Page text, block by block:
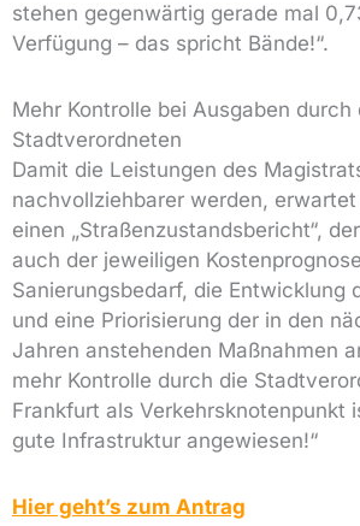
stehen gegenwärtig gerade mal
Verfügung – das spricht Bände!“.
Mehr Kontrolle bei Ausgaben durch
Stadtverordneten
Damit die Leistungen des
nachvollziehbarer werden,
einen „Straßenzustandsbericht“,
auch der jeweiligen
Sanierungsbedarf, die Entwicklung
und eine Priorisierung der in den
Jahren anstehenden Maßnahmen
mehr Kontrolle durch die
Frankfurt als Verkehrsknotenpunkt
gute Infrastruktur angewiesen!“
Hier geht’s zum Antrag